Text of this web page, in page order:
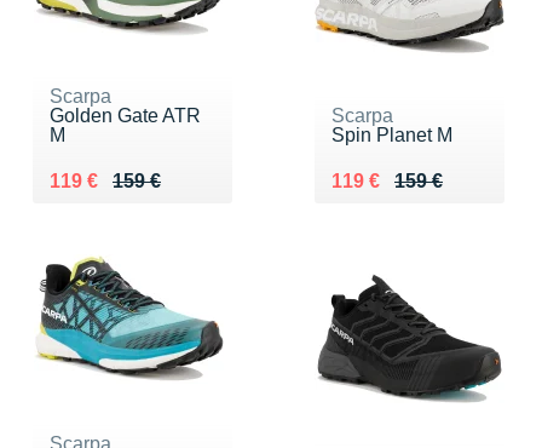
Scarpa
Golden Gate ATR
M
159 €
Au lieu de 159 €
119 €
Vendu 119 €
Scarpa
Spin Planet M
159 €
Au lieu de 159 €
119 €
Vendu 119 €
Scarpa